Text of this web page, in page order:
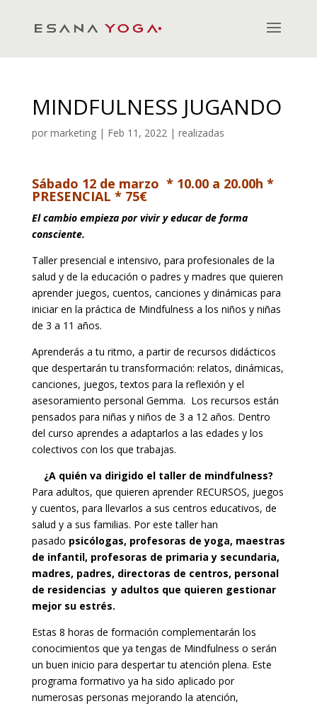
MINDFULNESS JUGANDO
por marketing| Feb 11, 2022| realizadas
Sábado 12 de marzo * 10.00 a 20.00h *
PRESENCIAL * 75€
El cambio empieza por vivir y educar de forma
consciente.
Taller presencial e intensivo, para profesionales de la
salud y de la educación o padres y madres que quieren
aprender juegos, cuentos, canciones y dinámicas para
iniciar en la práctica de Mindfulness a los niños y niñas
de 3 a 11 años.
Aprenderás a tu ritmo, a partir de recursos didácticos
que despertarán tu transformación: relatos, dinámicas,
canciones, juegos, textos para la reflexión y el
asesoramiento personal Gemma. Los recursos están
pensados para niñas y niños de 3 a 12 años. Dentro
del curso aprendes a adaptarlos a las edades y los
colectivos con los que trabajas.
¿A quién va dirigido el taller de mindfulness?
Para adultos, que quieren aprender RECURSOS, juegos
y cuentos, para llevarlos a sus centros educativos, de
salud y a sus familias. Por este taller han
pasado psicólogas, profesoras de yoga, maestras
de infantil, profesoras de primaria y secundaria,
madres, padres, directoras de centros, personal
de residencias y adultos que quieren gestionar
mejor su estrés.
Estas 8 horas de formación complementarán los
conocimientos que ya tengas de Mindfulness o serán
un buen inicio para despertar tu atención plena. Este
programa formativo ya ha sido aplicado por
numerosas personas mejorando la atención,